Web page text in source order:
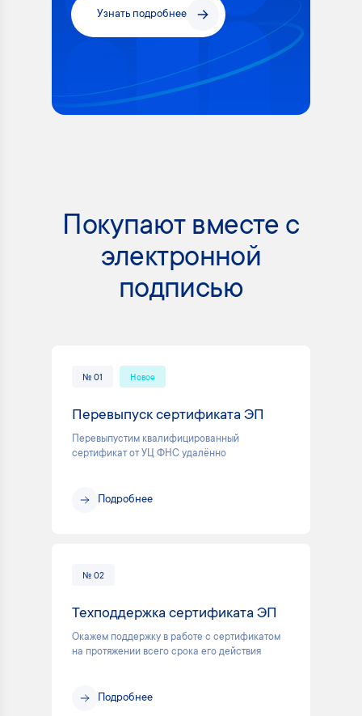
Узнать подробнее
Покупают вместе с
электронной
подписью
№ 01 Новое
Перевыпуск сертификата ЭП
Перевыпустим квалифицированный
сертификат от УЦ ФНС удалённо
Подробнее
№ 02
Техподдержка сертификата ЭП
Окажем поддержку в работе с сертификатом
на протяжении всего срока его действия
Подробнее